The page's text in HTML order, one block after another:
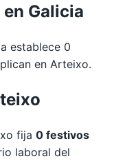
Galicia
establece 0
en Arteixo.
fija 0 festivos
laboral del